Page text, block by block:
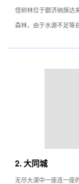
怪树林位于额济纳旗达
森林，由于水源不足等
2. 大同城
无尽大漠中一座连一座